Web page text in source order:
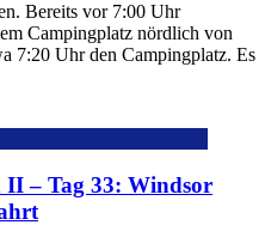
Bereits vor 7:00 Uhr
Campingplatz nördlich von
7:20 Uhr den Campingplatz. Es
– Tag 33: Windsor